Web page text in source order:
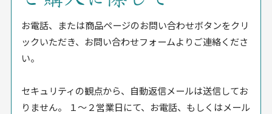
お電話、または商品ページのお問い合わせボタンをクリ
ックいただき、お問い合わせフォームよりご連絡くださ
い。
セキュリティの観点から、自動返信メールは送信してお
りません。 １〜２営業日にて、お電話、もしくはメール